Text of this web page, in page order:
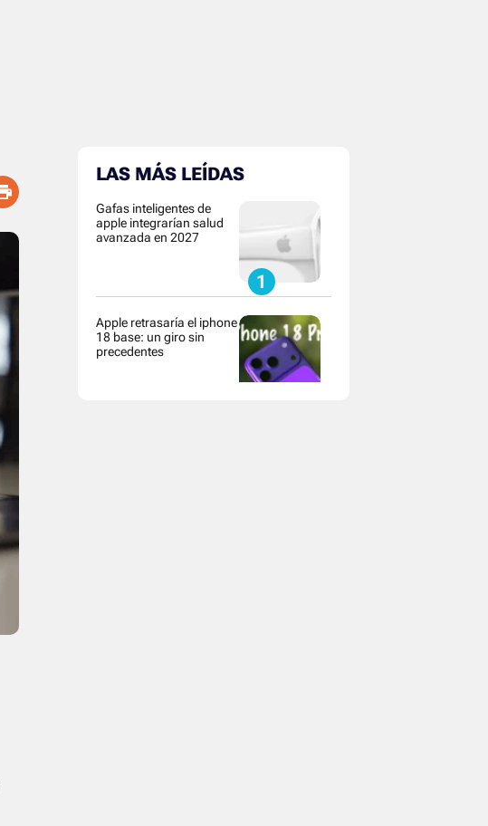
LAS MÁS LEÍDAS
Gafas inteligentes de
apple integrarían salud
avanzada en 2027
Apple retrasaría el iphone
18 base: un giro sin
precedentes